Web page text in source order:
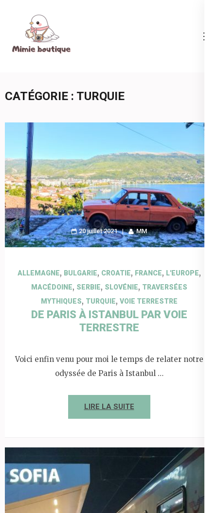
contenu
(Pressez
CATÉGORIE : TURQUIE
20 juillet 2021 MM
ALLEMAGNE, BULGARIE, CROATIE, FRANCE, L'EUROPE,
MACÉDOINE, SERBIE, SLOVÉNIE, TRAVERSÉES
MYTHIQUES, TURQUIE, VOIE TERRESTRE
DE PARIS À ISTANBUL PAR VOIE
TERRESTRE
Voici enfin venu pour moi le temps de relater notre
odyssée de Paris à Istanbul …
LIRE LA SUITE